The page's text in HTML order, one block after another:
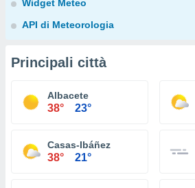
Widget Meteo
API di Meteorologia
Principali città
Albacete
38° 23°
Casas-Ibáñez
38° 21°